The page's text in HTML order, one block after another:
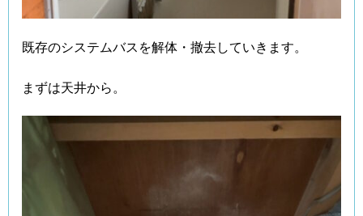
既存のシステムバスを解体・撤去していきます。
まずは天井から。